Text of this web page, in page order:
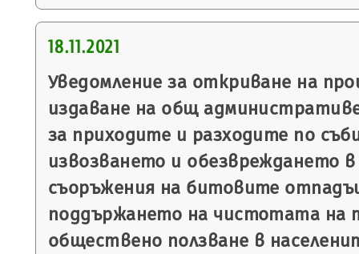
18.11.2021
Уведомление за откриване на
издаване на общ
за приходите и разходите по
извозването и обезвреждането в
съоръжения на битовите
поддържането на чистотата на
обществено ползване в